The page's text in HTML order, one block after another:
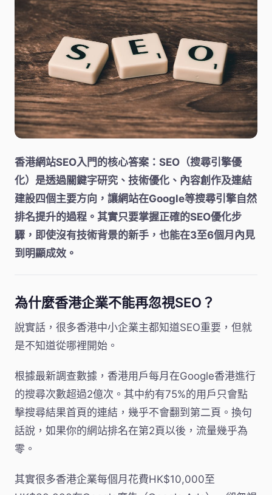
香港網站SEO入門的核心答案：SEO（搜尋引擎優
化）是透過關鍵字研究、技術優化、內容創作及連結
建設四個主要方向，讓網站在Google等搜尋引擎自然
排名提升的過程。其實只要掌握正確的SEO優化步
驟，即使沒有技術背景的新手，也能在3至6個月內見
到明顯成效。
為什麼香港企業不能再忽視SEO？
說實話，很多香港中小企業主都知道SEO重要，但就
是不知道從哪裡開始。
根據最新調查數據，香港用戶每月在Google香港進行
的搜尋次數超過2億次。其中約有75%的用戶只會點
擊搜尋結果首頁的連結，幾乎不會翻到第二頁。換句
話說，如果你的網站排名在第2頁以後，流量幾乎為
零。
其實很多香港企業每個月花費HK$10,000至